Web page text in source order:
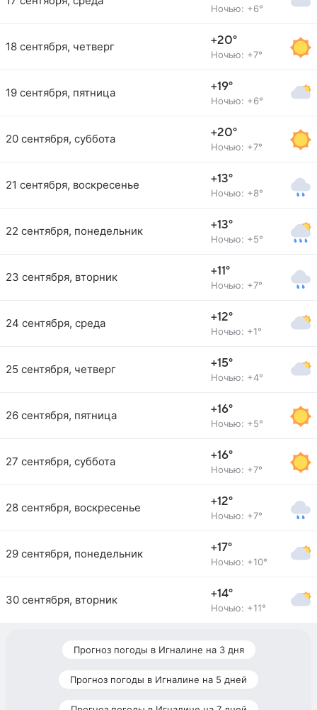
Ночью: +6°
18 сентября, четверг +20°
Ночью: +7°
19 сентября, пятница +19°
Ночью: +6°
20 сентября, суббота +20°
Ночью: +7°
21 сентября, воскресенье +13°
Ночью: +8°
22 сентября, понедельник +13°
Ночью: +5°
23 сентября, вторник +11°
Ночью: +7°
24 сентября, среда +12°
Ночью: +1°
25 сентября, четверг +15°
Ночью: +4°
26 сентября, пятница +16°
Ночью: +5°
27 сентября, суббота +16°
Ночью: +7°
28 сентября, воскресенье +12°
Ночью: +7°
29 сентября, понедельник +17°
Ночью: +10°
30 сентября, вторник +14°
Ночью: +11°
Прогноз погоды в Игналине на 3 дня
Прогноз погоды в Игналине на 5 дней